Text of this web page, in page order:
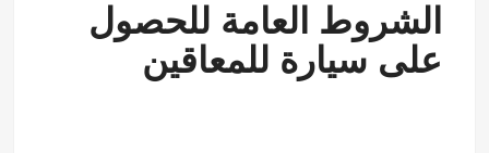
الشروط العامة للحصول
على سيارة للمعاقين